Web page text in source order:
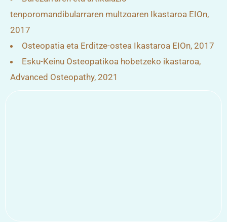
tenporomandibularraren multzoaren Ikastaroa EIOn,
2017
Osteopatia eta Erditze-ostea Ikastaroa EIOn, 2017
Esku-Keinu Osteopatikoa hobetzeko ikastaroa,
Advanced Osteopathy, 2021